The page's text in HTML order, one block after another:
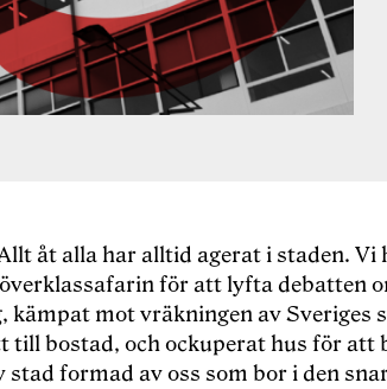
åt alla har alltid agerat i staden. Vi
för att lyfta debatten
kämpat mot vräkningen av Sveriges
till bostad, och ockuperat hus för att
stad formad av oss som bor i den